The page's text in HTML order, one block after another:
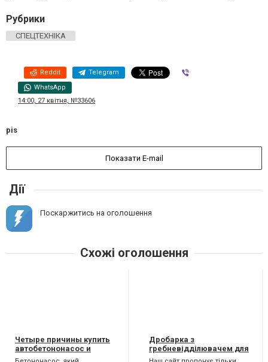
Рубрики
СПЕЦТЕХНІКА
Reddit Telegram
WhatsApp
14:00, 27 квітня, №33606
pis
Показати E-mail
Дії
Поскаржитись на оголошення
Схожі оголошення
Четыре причины купить
автобетононасос и
запчасти в Киеве и Белой
Дробарка з
гребневідділювачем для
вінограда - нові моделі